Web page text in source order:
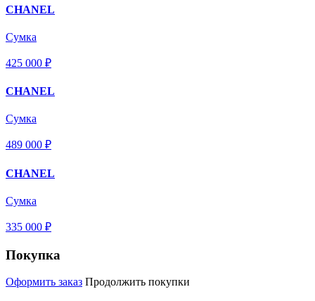
CHANEL
Сумка
425 000 ₽
CHANEL
Сумка
489 000 ₽
CHANEL
Сумка
335 000 ₽
Покупка
Оформить заказ Продолжить покупки